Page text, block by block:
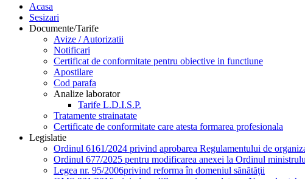
Acasa
Sesizari
Documente/Tarife
Avize / Autorizatii
Notificari
Certificat de conformitate pentru obiective in functiune
Apostilare
Cod parafa
Analize laborator
Tarife L.D.I.S.P.
Tratamente strainatate
Certificate de conformitate care atesta formarea profesionala
Legislatie
Ordinul 6161/2024 privind aprobarea Regulamentului de
Ordinul 677/2025 pentru modificarea anexei la Ordinul
Legea nr. 95/2006privind reforma în domeniul sănătăţii